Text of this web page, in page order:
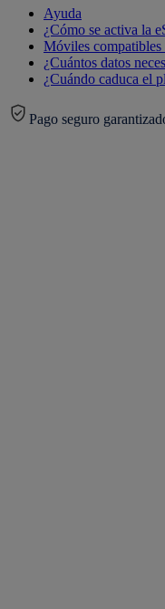
Ayuda
¿Cómo se activa la
Móviles
¿Cuántos datos
¿Cuándo caduca el
Pago seguro